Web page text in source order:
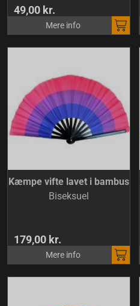
49,00 kr.
Mere info
Kæmpe vifte lavet i bambus
Biseksuel
179,00 kr.
Mere info